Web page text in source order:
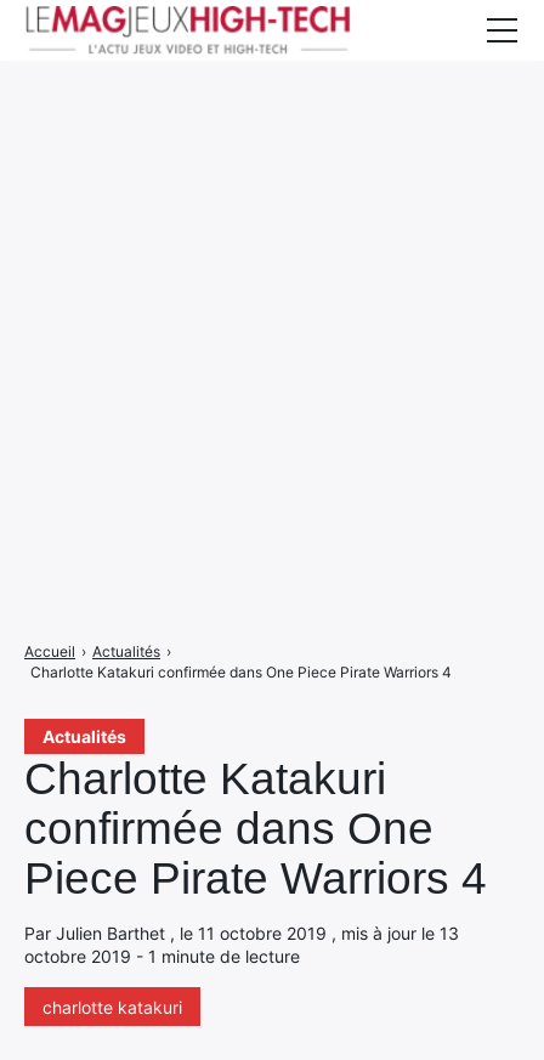
Actualités
Charlotte Katakuri
confirmée dans One
Piece Pirate Warriors 4
Par Julien Barthet , le 11 octobre 2019 , mis à jour le 13
octobre 2019 - 1 minute de lecture
charlotte katakuri
Accueil › Actualités ›
Charlotte Katakuri confirmée dans One Piece Pirate Warriors 4